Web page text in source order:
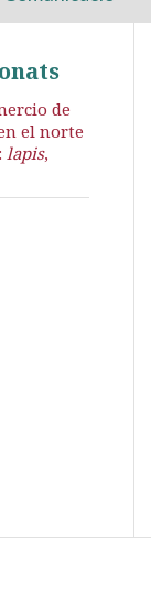
de
el norte
lapis,